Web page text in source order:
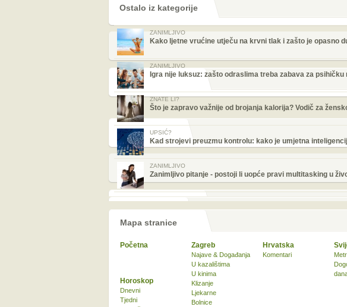
Ostalo iz kategorije
ZANIMLJIVO
Kako ljetne vrućine utječu na krvni tlak i zašto je opasno
ZANIMLJIVO
Igra nije luksuz: zašto odraslima treba zabava za psihičku
ZNATE LI?
Što je zapravo važnije od brojanja kalorija? Vodič za
UPSIĆ?
Kad strojevi preuzmu kontrolu: kako je umjetna
ZANIMLJIVO
Zanimljivo pitanje - postoji li uopće pravi multitasking u
Mapa stranice
Početna Zagreb
Najave & Događanja
U kazalištima
U kinima
Klizanje
Ljekarne
Bolnice
Hrvatska
Komentari
Horoskop
Dnevni
Tjedni